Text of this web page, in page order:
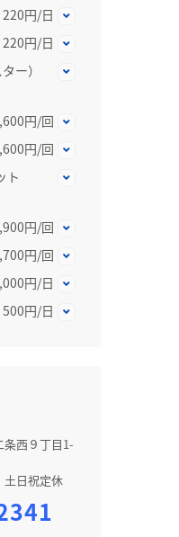
220円/日
220円/日
ー）
円/回
円/回
ト
円/回
円/回
円/日
500円/日
条西９丁目1-
土日祝定休